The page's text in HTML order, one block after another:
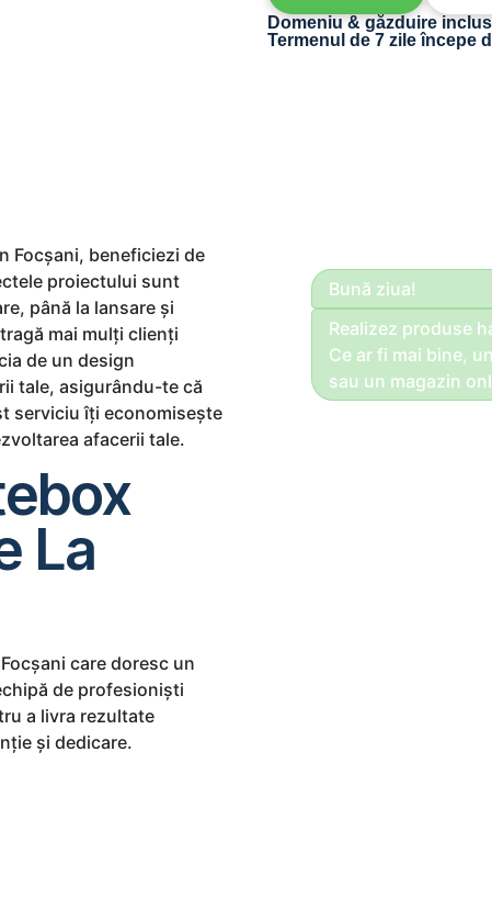
Domeniu & găzduire
Termenul de 7 zile începe
Focșani, beneficiezi de
proiectului sunt
până la lansare și
mai mulți clienți
de un design
tale, asigurându-te că
serviciu îți economisește
afacerii tale.
La
care doresc un
de profesioniști
a livra rezultate
și dedicare.
Bună ziua!
Realizez produse
Ce ar fi mai bine,
sau un magazin